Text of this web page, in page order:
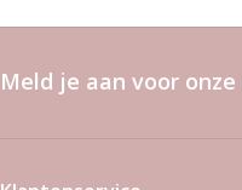
Meld je aan voor